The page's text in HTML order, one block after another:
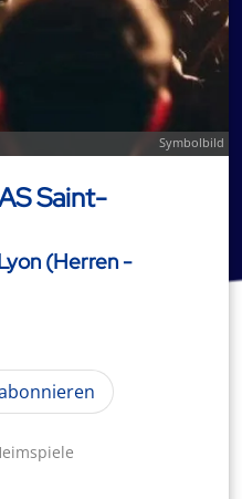
Symbolbild
Saint-
(Herren -